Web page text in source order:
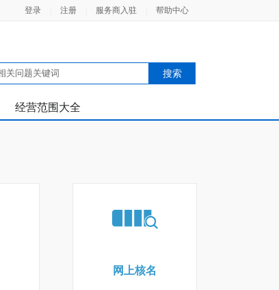
登录 注册 服务商入驻 帮助中心
经营范围大全
网上核名